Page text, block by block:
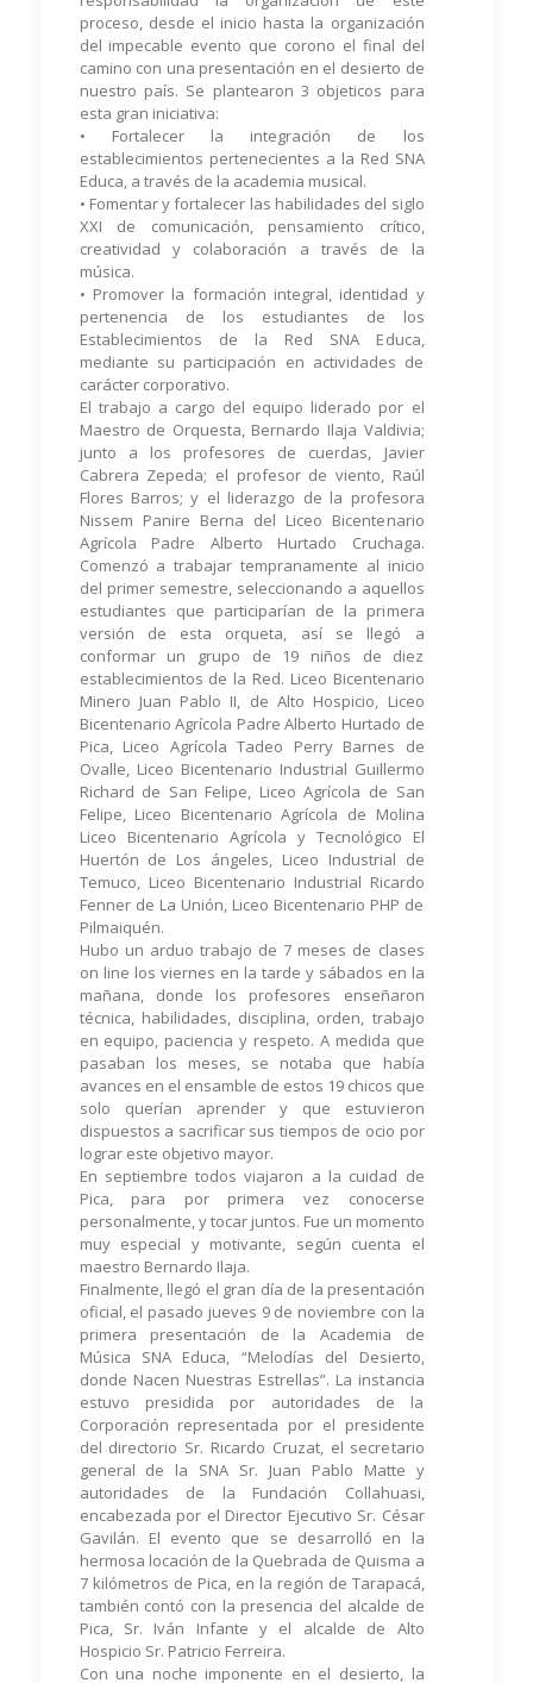
proceso, desde el inicio hasta la organización
del impecable evento que corono el final del
camino con una presentación en el desierto de
nuestro país. Se plantearon 3 objeticos para
esta gran iniciativa:
• Fortalecer la integración de los
establecimientos pertenecientes a la Red SNA
Educa, a través de la academia musical.
• Fomentar y fortalecer las habilidades del siglo
XXI de comunicación, pensamiento crítico,
creatividad y colaboración a través de la
música.
• Promover la formación integral, identidad y
pertenencia de los estudiantes de los
Establecimientos de la Red SNA Educa,
mediante su participación en actividades de
carácter corporativo.
El trabajo a cargo del equipo liderado por el
Maestro de Orquesta, Bernardo Ilaja Valdivia;
junto a los profesores de cuerdas, Javier
Cabrera Zepeda; el profesor de viento, Raúl
Flores Barros; y el liderazgo de la profesora
Nissem Panire Berna del Liceo Bicentenario
Agrícola Padre Alberto Hurtado Cruchaga.
Comenzó a trabajar tempranamente al inicio
del primer semestre, seleccionando a aquellos
estudiantes que participarían de la primera
versión de esta orqueta, así se llegó a
conformar un grupo de 19 niños de diez
establecimientos de la Red. Liceo Bicentenario
Minero Juan Pablo II, de Alto Hospicio, Liceo
Bicentenario Agrícola Padre Alberto Hurtado de
Pica, Liceo Agrícola Tadeo Perry Barnes de
Ovalle, Liceo Bicentenario Industrial Guillermo
Richard de San Felipe, Liceo Agrícola de San
Felipe, Liceo Bicentenario Agrícola de Molina
Liceo Bicentenario Agrícola y Tecnológico El
Huertón de Los ángeles, Liceo Industrial de
Temuco, Liceo Bicentenario Industrial Ricardo
Fenner de La Unión, Liceo Bicentenario PHP de
Pilmaiquén.
Hubo un arduo trabajo de 7 meses de clases
on line los viernes en la tarde y sábados en la
mañana, donde los profesores enseñaron
técnica, habilidades, disciplina, orden, trabajo
en equipo, paciencia y respeto. A medida que
pasaban los meses, se notaba que había
avances en el ensamble de estos 19 chicos que
solo querían aprender y que estuvieron
dispuestos a sacrificar sus tiempos de ocio por
lograr este objetivo mayor.
En septiembre todos viajaron a la cuidad de
Pica, para por primera vez conocerse
personalmente, y tocar juntos. Fue un momento
muy especial y motivante, según cuenta el
maestro Bernardo Ilaja.
Finalmente, llegó el gran día de la presentación
oficial, el pasado jueves 9 de noviembre con la
primera presentación de la Academia de
Música SNA Educa, “Melodías del Desierto,
donde Nacen Nuestras Estrellas”. La instancia
estuvo presidida por autoridades de la
Corporación representada por el presidente
del directorio Sr. Ricardo Cruzat, el secretario
general de la SNA Sr. Juan Pablo Matte y
autoridades de la Fundación Collahuasi,
encabezada por el Director Ejecutivo Sr. César
Gavilán. El evento que se desarrolló en la
hermosa locación de la Quebrada de Quisma a
7 kilómetros de Pica, en la región de Tarapacá,
también contó con la presencia del alcalde de
Pica, Sr. Iván Infante y el alcalde de Alto
Hospicio Sr. Patricio Ferreira.
Con una noche imponente en el desierto, la